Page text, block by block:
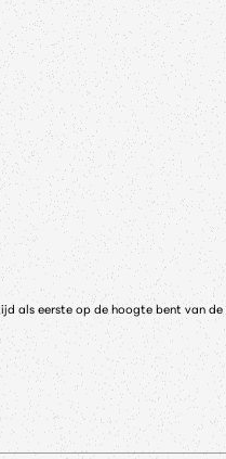
als eerste op de hoogte bent van de